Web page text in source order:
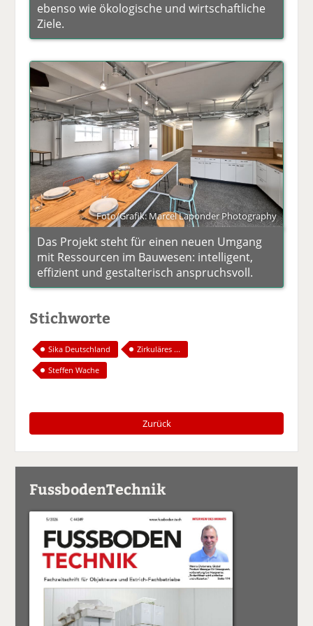
ebenso wie ökologische und wirtschaftliche
Ziele.
Foto/Grafik: Marcel Laponder Photography
Das Projekt steht für einen neuen Umgang
mit Ressourcen im Bauwesen: intelligent,
effizient und gestalterisch anspruchsvoll.
Stichworte
Sika Deutschland
Zirkuläres ...
Steffen Wache
Zurück
FussbodenTechnik